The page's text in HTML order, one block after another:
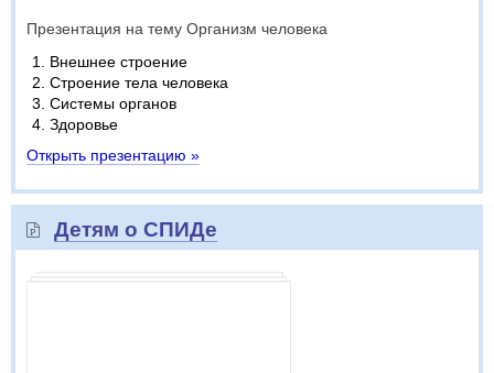
Презентация на тему Организм человека
Внешнее строение
Строение тела человека
Системы органов
Здоровье
Открыть презентацию »
Детям о СПИДе